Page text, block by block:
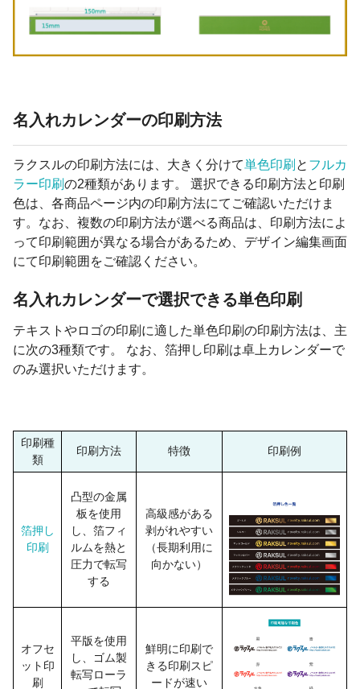
名入れカレンダーの印刷方法
ラクスルの印刷方法には、大きく分けて単色印刷 と フルカ
ラー印刷の2種類があります。 選択できる印刷方法と印刷
色は、各商品ページ内の印刷方法にてご確認いただけま
す。なお、複数の印刷方法が選べる商品は、印刷方法によ
って印刷範囲が異なる場合があるため、デザイン編集画面
にて印刷範囲をご確認ください。
名入れカレンダーで選択できる単色印刷
テキストやロゴの印刷に適した単色印刷の印刷方法は、主
に次の3種類です。 なお、箔押し印刷は卓上カレンダーで
のみ選択いただけます。
印刷種
類
印刷方法 特徴 印刷例
箔押し
印刷
凸型の金属
板を使用
し、箔フィ
ルムを熱と
圧力で転写
する
高級感がある
剥がれやすい
（長期利用に
向かない）
オフセ
ット印
刷
平版を使用
し、ゴム製
転写ローラ
鮮明に印刷で
きる印刷スピ
ードが速い